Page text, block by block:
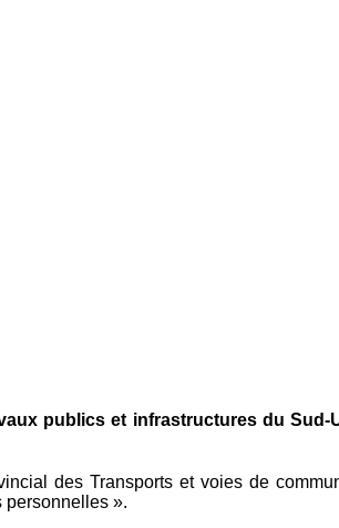
publics et infrastructures du Sud-
des Transports et voies de
personnelles ».